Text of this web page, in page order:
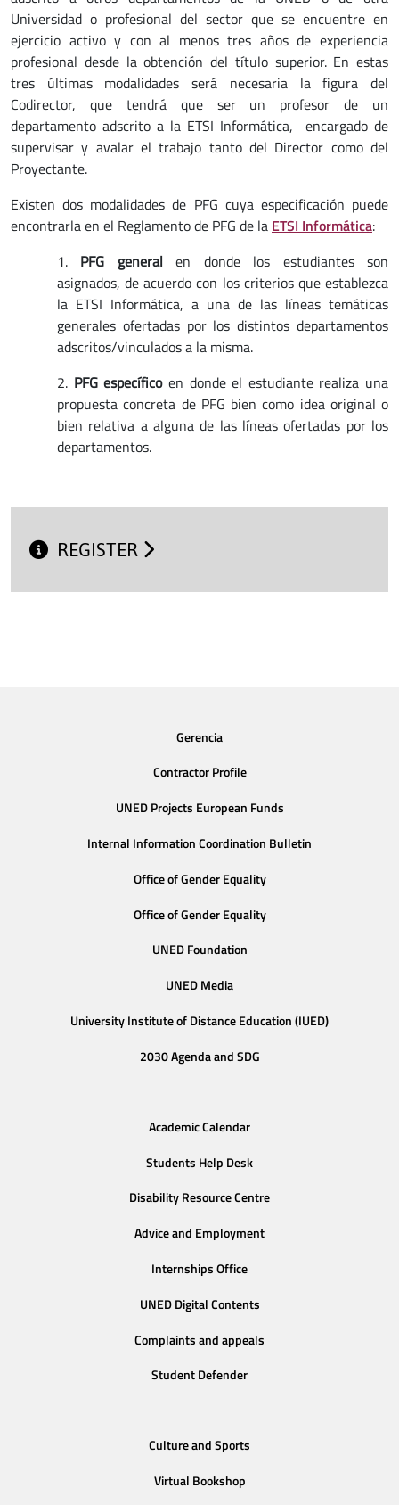
Universidad o profesional del sector que se encuentre en
ejercicio activo y con al menos tres años de experiencia
profesional desde la obtención del título superior. En estas
tres últimas modalidades será necesaria la figura del
Codirector, que tendrá que ser un profesor de un
departamento adscrito a la ETSI Informática, encargado de
supervisar y avalar el trabajo tanto del Director como del
Proyectante.
Existen dos modalidades de PFG cuya especificación puede
encontrarla en el Reglamento de PFG de la ETSI Informática:
1. PFG generalen donde los estudiantes son
asignados, de acuerdo con los criterios que establezca
la ETSI Informática, a una de las líneas temáticas
generales ofertadas por los distintos departamentos
adscritos/vinculados a la misma.
2. PFG específico en donde el estudiante realiza una
propuesta concreta de PFG bien como idea original o
bien relativa a alguna de las líneas ofertadas por los
departamentos.
REGISTER
Gerencia
Contractor Profile
UNED Projects European Funds
Internal Information Coordination Bulletin
Office of Gender Equality
Office of Gender Equality
UNED Foundation
UNED Media
University Institute of Distance Education (IUED)
2030 Agenda and SDG
Academic Calendar
Students Help Desk
Disability Resource Centre
Advice and Employment
Internships Office
UNED Digital Contents
Complaints and appeals
Student Defender
Culture and Sports
Virtual Bookshop